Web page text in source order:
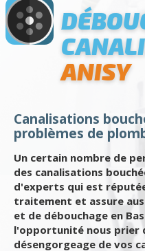
ANISY
Canalisations
problèmes de
Un certain nombre de
des canalisations
d'experts qui est
traitement et assure
et de débouchage en
l'opportunité nous prier
désengorgeage de vos